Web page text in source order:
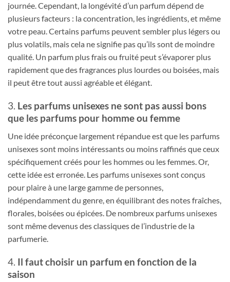
journée. Cependant, la longévité d’un parfum dépend de
plusieurs facteurs : la concentration, les ingrédients, et même
votre peau. Certains parfums peuvent sembler plus légers ou
plus volatils, mais cela ne signifie pas qu’ils sont de moindre
qualité. Un parfum plus frais ou fruité peut s’évaporer plus
rapidement que des fragrances plus lourdes ou boisées, mais
il peut être tout aussi agréable et élégant.
3. Les parfums unisexes ne sont pas aussi bons
que les parfums pour homme ou femme
Une idée préconçue largement répandue est que les parfums
unisexes sont moins intéressants ou moins raffinés que ceux
spécifiquement créés pour les hommes ou les femmes. Or,
cette idée est erronée. Les parfums unisexes sont conçus
pour plaire à une large gamme de personnes,
indépendamment du genre, en équilibrant des notes fraîches,
florales, boisées ou épicées. De nombreux parfums unisexes
sont même devenus des classiques de l’industrie de la
parfumerie.
4. Il faut choisir un parfum en fonction de la
saison